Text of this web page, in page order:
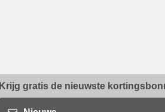
Krijg gratis de nieuwste